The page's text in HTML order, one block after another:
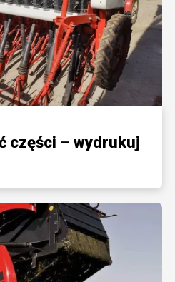
części – wydrukuj